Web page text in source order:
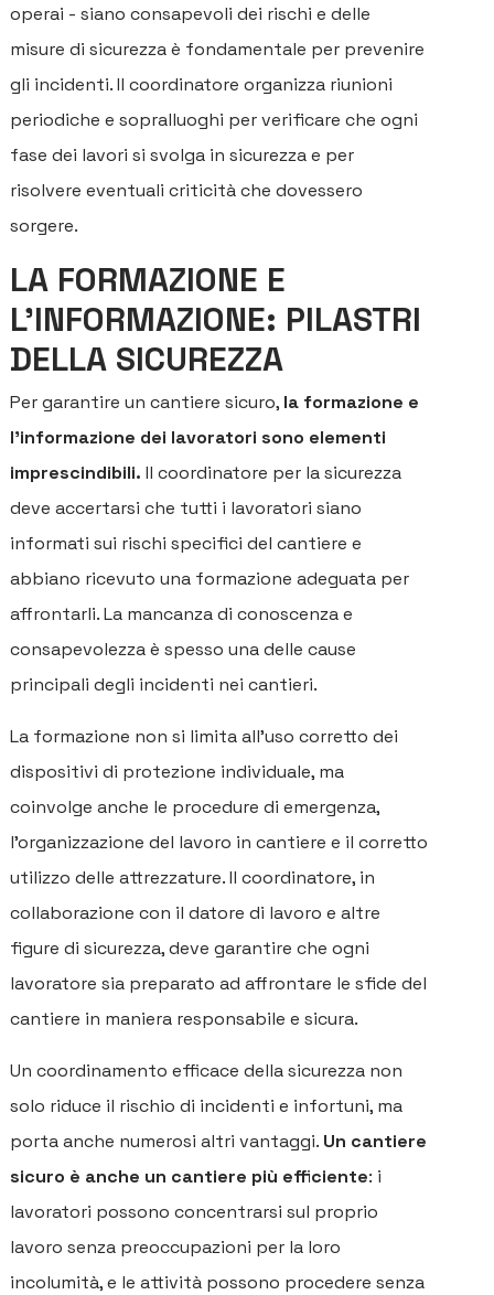
operai - siano consapevoli dei rischi e delle
misure di sicurezza è fondamentale per prevenire
gli incidenti. Il coordinatore organizza riunioni
periodiche e sopralluoghi per verificare che ogni
fase dei lavori si svolga in sicurezza e per
risolvere eventuali criticità che dovessero
sorgere.
LA FORMAZIONE E
L'INFORMAZIONE: PILASTRI
DELLA SICUREZZA
Per garantire un cantiere sicuro, la formazione e
l'informazione dei lavoratori sono elementi
imprescindibili. Il coordinatore per la sicurezza
deve accertarsi che tutti i lavoratori siano
informati sui rischi specifici del cantiere e
abbiano ricevuto una formazione adeguata per
affrontarli. La mancanza di conoscenza e
consapevolezza è spesso una delle cause
principali degli incidenti nei cantieri.
La formazione non si limita all'uso corretto dei
dispositivi di protezione individuale, ma
coinvolge anche le procedure di emergenza,
l'organizzazione del lavoro in cantiere e il corretto
utilizzo delle attrezzature. Il coordinatore, in
collaborazione con il datore di lavoro e altre
figure di sicurezza, deve garantire che ogni
lavoratore sia preparato ad affrontare le sfide del
cantiere in maniera responsabile e sicura.
Un coordinamento efficace della sicurezza non
solo riduce il rischio di incidenti e infortuni, ma
porta anche numerosi altri vantaggi. Un cantiere
sicuro è anche un cantiere più efficiente: i
lavoratori possono concentrarsi sul proprio
lavoro senza preoccupazioni per la loro
incolumità, e le attività possono procedere senza